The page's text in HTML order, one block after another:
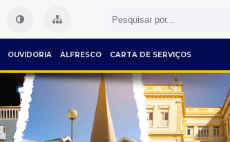
OUVIDORIA ALFRESCO CARTA DE SERVIÇOS